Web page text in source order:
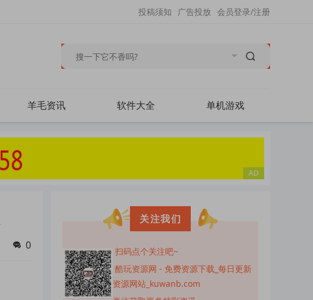
会员登录/注册
广告投放
投稿须知
羊毛资讯 软件大全 单机游戏
0
关注我们
扫码点个关注吧~
酷玩资源网 - 免费资源下载_每日更新
资源网站_kuwanb.com